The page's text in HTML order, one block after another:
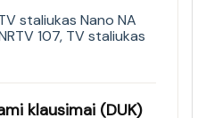
staliukas Nano NA
107, TV staliukas
klausimai (DUK)